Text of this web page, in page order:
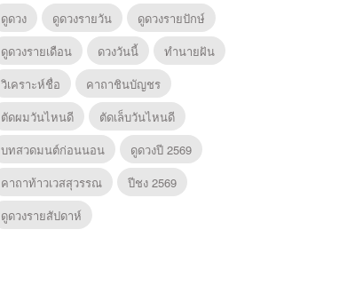
ดูดวง ดูดวงรายวัน
ดูดวงรายปักษ์
ดูดวงรายเดือน
ดวงวันนี้
ทํานายฝัน
วิเคราะห์ชื่อ
คาถาชินบัญชร
ตัดผมวันไหนดี
ตัดเล็บวันไหนดี
บทสวดมนต์ก่อนนอน
ดูดวงปี 2569
คาถาท้าวเวสสุวรรณ
ปีชง 2569
ดูดวงรายสัปดาห์